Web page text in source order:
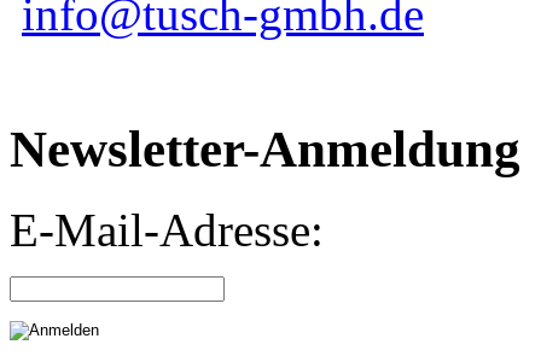
info@tusch-gmbh.de
Newsletter-Anmeldung
E-Mail-Adresse: